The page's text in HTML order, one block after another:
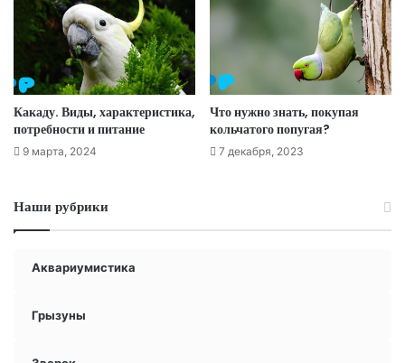
Какаду. Виды, характеристика,
потребности и питание
9 марта, 2024
Что нужно знать, покупая
кольчатого попугая?
7 декабря, 2023
Наши рубрики
Аквариумистика
Грызуны